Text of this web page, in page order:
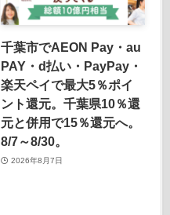
千葉市でAEON Pay・au
PAY・d払い・PayPay・
楽天ペイで最大5％ポイ
ント還元。千葉県10％還
元と併用で15％還元へ。
8/7～8/30。
2026年8月7日